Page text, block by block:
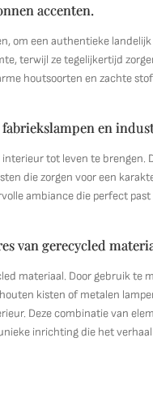
accenten.
om een authentieke
terwijl ze tegelijkertijd
houtsoorten en zachte
en
tot leven te brengen.
die zorgen voor een
ambiance die perfect
van gerecycled
materiaal. Door gebruik te
kisten of metalen
Deze combinatie van
inrichting die het